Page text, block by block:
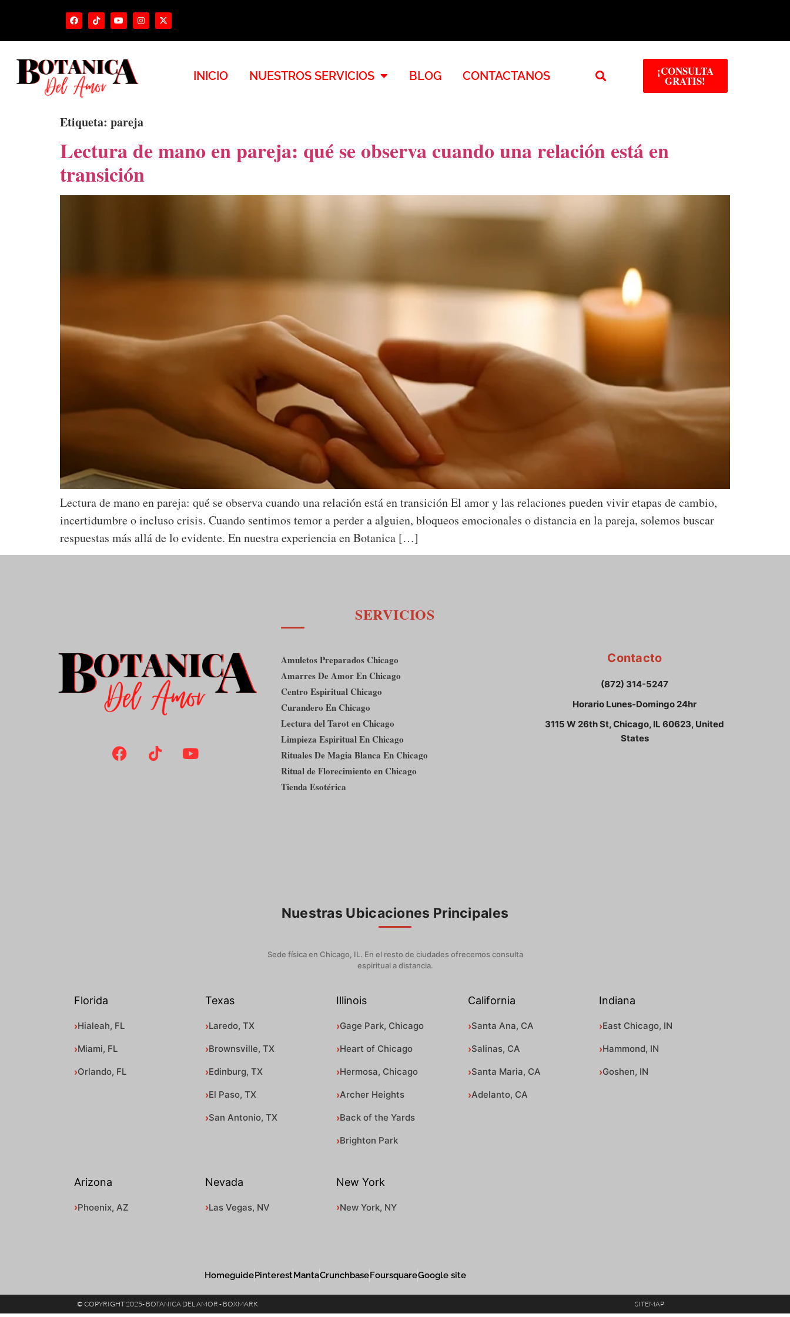
INICIO NUESTROS SERVICIOS BLOG CONTACTANOS ¡CONSULTA
GRATIS!
Etiqueta: pareja
Lectura de mano en pareja: qué se observa cuando una relación está en
transición
Lectura de mano en pareja: qué se observa cuando una relación está en transición El amor y las relaciones pueden vivir etapas de cambio,
incertidumbre o incluso crisis. Cuando sentimos temor a perder a alguien, bloqueos emocionales o distancia en la pareja, solemos buscar
respuestas más allá de lo evidente. En nuestra experiencia en Botanica […]
SERVICIOS
Amuletos Preparados Chicago
Amarres De Amor En Chicago
Centro Espiritual Chicago
Curandero En Chicago
Lectura del Tarot en Chicago
Limpieza Espiritual En Chicago
Rituales De Magia Blanca En Chicago
Ritual de Florecimiento en Chicago
Tienda Esotérica
Contacto
(872) 314-5247
Horario Lunes-Domingo 24hr
3115 W 26th St, Chicago, IL 60623, United
States
Nuestras Ubicaciones Principales
Sede física en Chicago, IL. En el resto de ciudades ofrecemos consulta
espiritual a distancia.
Florida
Hialeah, FL
Miami, FL
Orlando, FL
Texas
Laredo, TX
Brownsville, TX
Edinburg, TX
El Paso, TX
San Antonio, TX
Illinois
Gage Park, Chicago
Heart of Chicago
Hermosa, Chicago
Archer Heights
Back of the Yards
Brighton Park
California
Santa Ana, CA
Salinas, CA
Santa Maria, CA
Adelanto, CA
Indiana
East Chicago, IN
Hammond, IN
Goshen, IN
Arizona
Phoenix, AZ
Nevada
Las Vegas, NV
New York
New York, NY
HomeguidePinterestMantaCrunchbaseFoursquareGoogle site
© COPYRIGHT 2025- BOTANICA DEL AMOR - BOXMARK SITEMAP